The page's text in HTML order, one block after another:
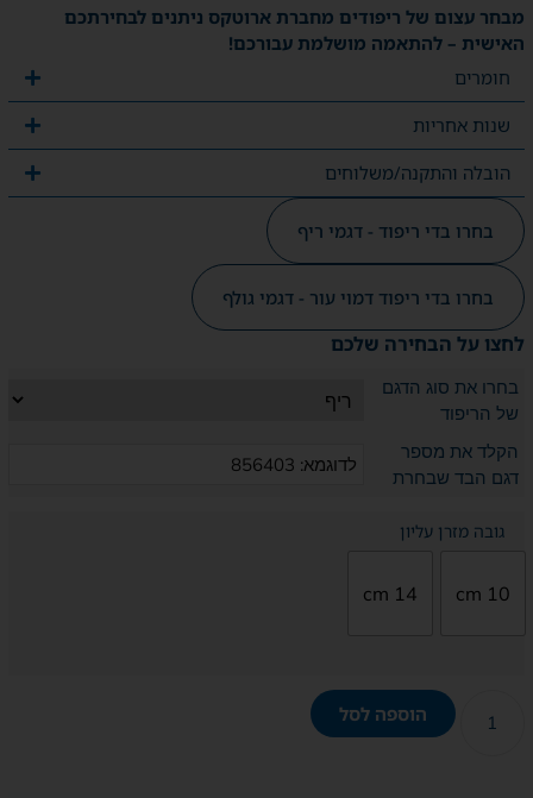
מבחר עצום של ריפודים מחברת ארוטקס ניתנים לבחירתכם
האישית – להתאמה מושלמת עבורכם!
חומרים
שנות אחריות
הובלה והתקנה/משלוחים
בחרו בדי ריפוד דמוי עור - דגמי גולף
בחרו בדי ריפוד - דגמי ריף
לחצו על הבחירה שלכם
בחרו את סוג הדגם
של הריפוד
הקלד את מספר
דגם הבד שבחרת
גובה מזרן עליון
10 cm
14 cm
הוספה לסל